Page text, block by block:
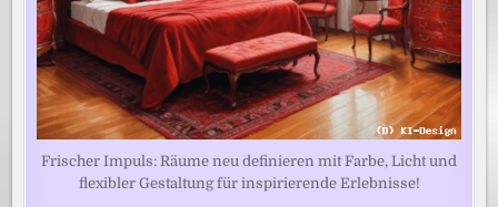
Frischer Impuls: Räume neu definieren mit Farbe, Licht und
flexibler Gestaltung für inspirierende Erlebnisse!